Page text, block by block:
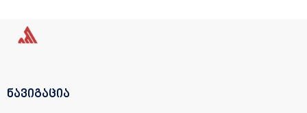
ნავიგაცია